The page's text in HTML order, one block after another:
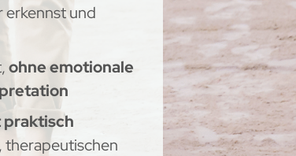
erkennst und
ohne emotionale
praktisch
therapeutischen